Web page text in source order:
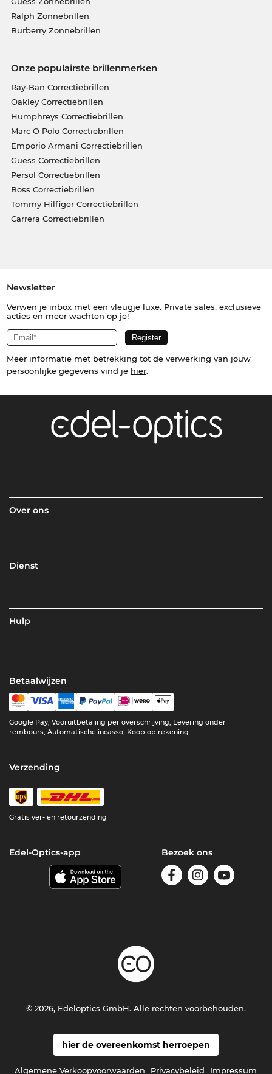
Ralph Zonnebrillen
Burberry Zonnebrillen
Onze populairste brillenmerken
Ray-Ban Correctiebrillen
Oakley Correctiebrillen
Humphreys Correctiebrillen
Marc O Polo Correctiebrillen
Emporio Armani Correctiebrillen
Guess Correctiebrillen
Persol Correctiebrillen
Boss Correctiebrillen
Tommy Hilfiger Correctiebrillen
Carrera Correctiebrillen
Newsletter
Verwen je inbox met een vleugje luxe. Private sales, exclusieve
acties en meer wachten op je!
Meer informatie met betrekking tot de verwerking van jouw
persoonlijke gegevens vind je hier.
Over ons
Dienst
Hulp
Betaalwijzen
Google Pay, Vooruitbetaling per overschrijving, Levering onder
rembours, Automatische incasso, Koop op rekening
Verzending
Gratis ver- en retourzending
Edel-Optics-app Bezoek ons
hier de overeenkomst herroepen
Algemene Verkoopvoorwaarden Privacybeleid Impressum
© 2026, Edeloptics GmbH. Alle rechten voorbehouden.